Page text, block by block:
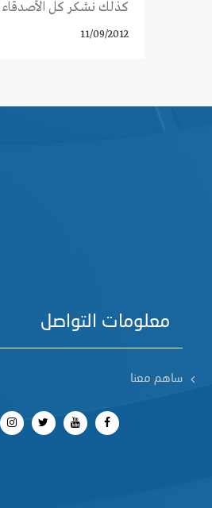
كذلك نشكر كل الأصدقاء
11/09/2012
معلومات التواصل
ساهم معنا